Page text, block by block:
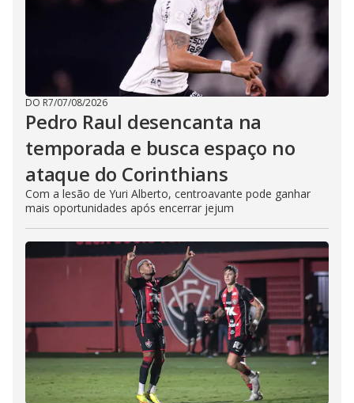
DO R7/07/08/2026
Pedro Raul desencanta na
temporada e busca espaço no
ataque do Corinthians
Com a lesão de Yuri Alberto, centroavante pode ganhar
mais oportunidades após encerrar jejum